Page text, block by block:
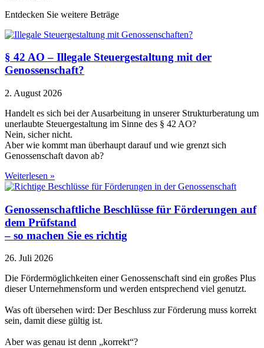
Entdecken Sie weitere Beträge
§ 42 AO – Illegale Steuergestaltung mit der
Genossenschaft?
2. August 2026
Handelt es sich bei der Ausarbeitung in unserer Strukturberatung um
unerlaubte Steuergestaltung im Sinne des § 42 AO?
Nein, sicher nicht.
Aber wie kommt man überhaupt darauf und wie grenzt sich
Genossenschaft davon ab?
Weiterlesen »
Genossenschaftliche Beschlüsse für Förderungen auf
dem Prüfstand
– so machen Sie es richtig
26. Juli 2026
Die Fördermöglichkeiten einer Genossenschaft sind ein großes Plus
dieser Unternehmensform und werden entsprechend viel genutzt.
Was oft übersehen wird: Der Beschluss zur Förderung muss korrekt
sein, damit diese gültig ist.
Aber was genau ist denn „korrekt“?